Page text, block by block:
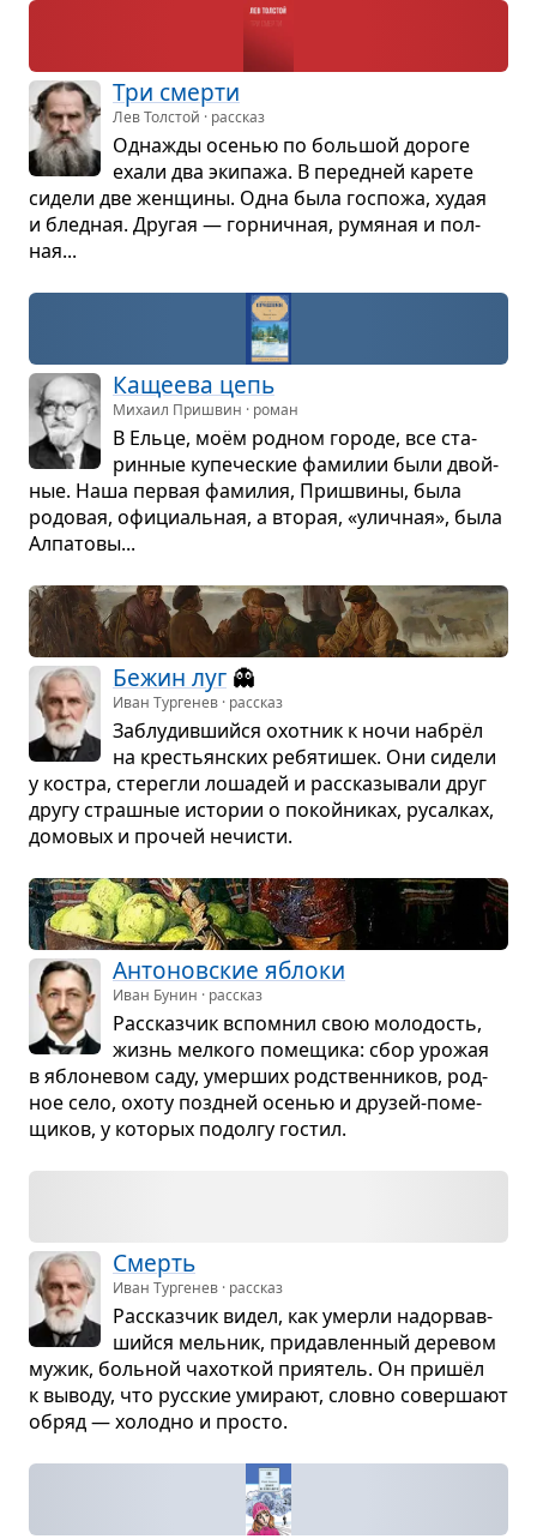
Три смерти
Лев Толстой · рассказ
Одна­жды осе­нью по боль­шой дороге
ехали два эки­пажа. В перед­ней карете
сидели две жен­щины. Одна была гос­пожа, худая
и блед­ная. Дру­гая — гор­нич­ная, румя­ная и пол­
ная...
Каще­ева цепь
Михаил Пришвин · роман
В Ельце, моём род­ном городе, все ста­
рин­ные купе­че­ские фами­лии были двой­
ные. Наша пер­вая фами­лия, При­швины, была
родо­вая, офи­ци­аль­ная, а вто­рая, «улич­ная», была
Алпа­товы...
Бежин луг 👻
Иван Тургенев · рассказ
Заблу­див­шийся охот­ник к ночи набрёл
на кре­стьян­ских ребя­ти­шек. Они сидели
у костра, сте­регли лоша­дей и рас­ска­зы­вали друг
другу страш­ные исто­рии о покой­ни­ках, русал­ках,
домо­вых и про­чей нечи­сти.
Анто­нов­ские яблоки
Иван Бунин · рассказ
Рас­сказ­чик вспо­мнил свою моло­дость,
жизнь мел­кого поме­щика: сбор уро­жая
в ябло­не­вом саду, умер­ших род­ствен­ни­ков, род­
ное село, охоту позд­ней осе­нью и дру­зей-поме­
щи­ков, у кото­рых подолгу гостил.
Смерть
Иван Тургенев · рассказ
Рас­сказ­чик видел, как умерли надо­рвав­
шийся мель­ник, при­дав­лен­ный дере­вом
мужик, боль­ной чахот­кой при­я­тель. Он пришёл
к выводу, что рус­ские уми­рают, словно совер­шают
обряд — холодно и про­сто.